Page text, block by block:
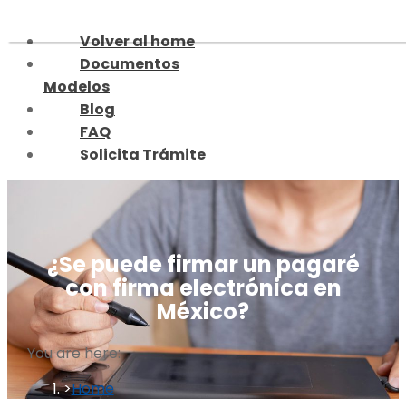
to
content
Volver al home
Documentos
Modelos
Blog
FAQ
Solicita Trámite
¿Se puede firmar un pagaré
con firma electrónica en
México?
You are here:
Home